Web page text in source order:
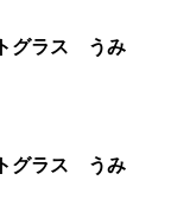
ん フロートグラス うみ
ん デザートグラス うみ